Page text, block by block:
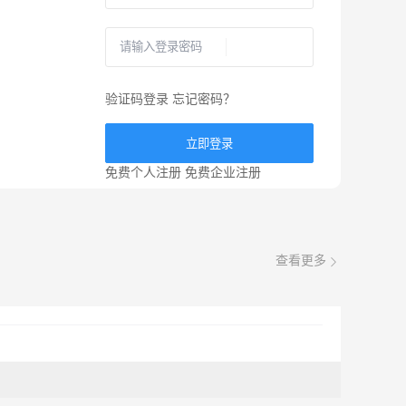
验证码登录 忘记密码？
立即登录
免费个人注册 免费企业注册
查看更多